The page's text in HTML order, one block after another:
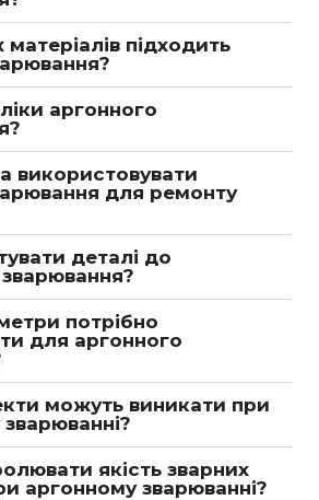
підходить
аргонного
використовувати
для ремонту
деталі до
потрібно
для аргонного
можуть виникати при
якість зварних
аргонному зварюванні?